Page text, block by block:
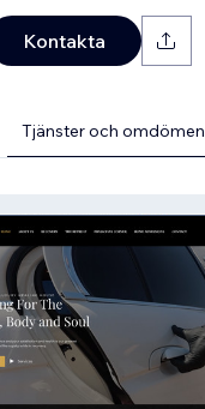
Kontakta
Tjänster och omdömen